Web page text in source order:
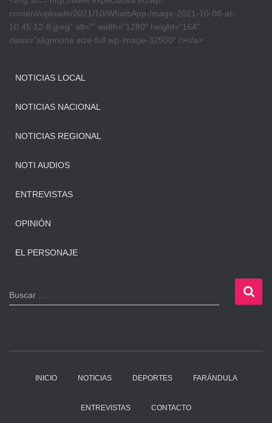
content/uploads/2021/10/WhatsApp-Image-2021-10-08-at-
10.45.12-8.jpeg” alt=”” width=”1280″ height=”164″
class=”alignnone size-full wp-image-32500″ /></a>
NOTICIAS LOCAL
NOTICIAS NACIONAL
NOTICIAS REGIONAL
NOTI AUDIOS
ENTREVISTAS
OPINIÓN
EL PERSONAJE
B
u
Buscar …
INICIO NOTICIAS DEPORTES FARÁNDULA
ENTREVISTAS CONTACTO